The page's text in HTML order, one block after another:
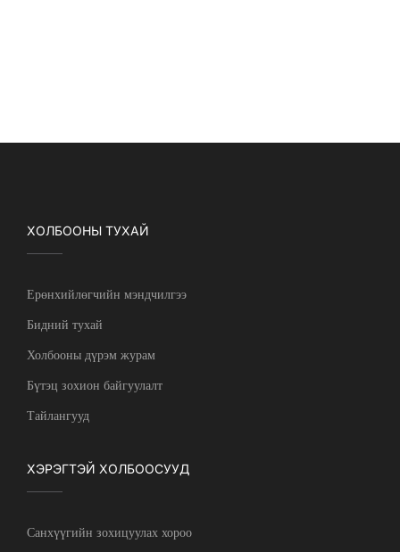
ХОЛБООНЫ ТУХАЙ
Ерөнхийлөгчийн мэндчилгээ
Бидний тухай
Холбооны дүрэм журам
Бүтэц зохион байгуулалт
Тайлангууд
ХЭРЭГТЭЙ ХОЛБООСУУД
Санхүүгийн зохицуулах хороо